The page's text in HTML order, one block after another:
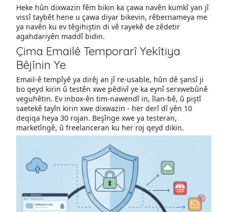
Heke hûn dixwazin fêm bikin ka çawa navên kumkî yan jî
vissî taybêt hene u çawa diyar bikevin, rêbernameya me
ya navên ku ev têgihiştin di vê rayekê de zêdetir
agahdariyên maddî bidin.
Çima Emailê Temporarî Yekîtiya
Bêjînin Ye
Email-ê tempîyê ya dirêj an jî re-usable, hûn dê şansî ji
bo qeyd kirin û testên xwe pêdivî ye ka eynî serxwebûnê
veguhêtin. Ev inbox-ên tim-nawendî in, îlan-bê, û piştî
saetekê tayîn kirin xwe dixwazin - her derî dî yên 10
deqiqa heya 30 rojan. Beşînge xwe ya testeran,
marketîngê, û freelanceran ku her roj qeyd dikin.